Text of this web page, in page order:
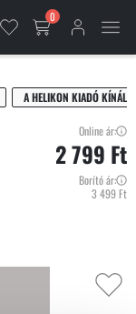
0
A HELIKON KIADÓ
Online ár:
2 799 Ft
Borító ár:
3 499 Ft